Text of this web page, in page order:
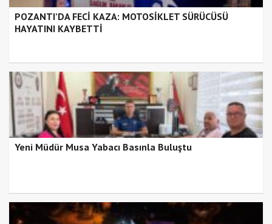
POZANTI’DA FECİ KAZA: MOTOSİKLET SÜRÜCÜSÜ
HAYATINI KAYBETTİ
Yeni Müdür Musa Yabacı Basınla Buluştu